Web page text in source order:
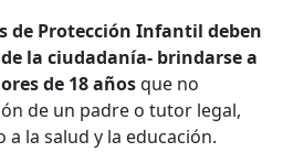
de Protección Infantil deben
la ciudadanía- brindarse a
de 18 añosque no
de un padre o tutor legal,
a la salud y la educación.